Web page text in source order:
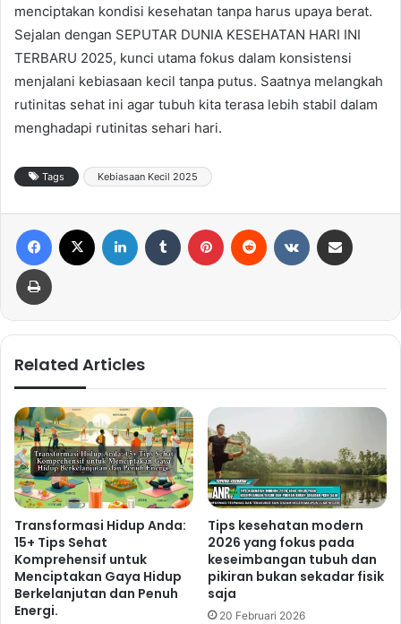
menciptakan kondisi kesehatan tanpa harus upaya berat.
Sejalan dengan SEPUTAR DUNIA KESEHATAN HARI INI
TERBARU 2025, kunci utama fokus dalam konsistensi
menjalani kebiasaan kecil tanpa putus. Saatnya melangkah
rutinitas sehat ini agar tubuh kita terasa lebih stabil dalam
menghadapi rutinitas sehari hari.
Tags Kebiasaan Kecil 2025
Related Articles
Transformasi Hidup Anda:
15+ Tips Sehat
Komprehensif untuk
Menciptakan Gaya Hidup
Berkelanjutan dan Penuh
Energi.
Tips kesehatan modern
2026 yang fokus pada
keseimbangan tubuh dan
pikiran bukan sekadar fisik
saja
20 Februari 2026